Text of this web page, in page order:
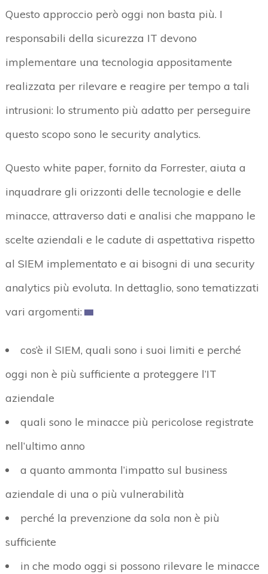
Questo approccio però oggi non basta più. I
responsabili della sicurezza IT devono
implementare una tecnologia appositamente
realizzata per rilevare e reagire per tempo a tali
intrusioni: lo strumento più adatto per perseguire
questo scopo sono le security analytics.
Questo white paper, fornito da Forrester, aiuta a
inquadrare gli orizzonti delle tecnologie e delle
minacce, attraverso dati e analisi che mappano le
scelte aziendali e le cadute di aspettativa rispetto
al SIEM implementato e ai bisogni di una security
analytics più evoluta. In dettaglio, sono tematizzati
vari argomenti:
cos’è il SIEM, quali sono i suoi limiti e perché
oggi non è più sufficiente a proteggere l’IT
aziendale
quali sono le minacce più pericolose registrate
nell’ultimo anno
a quanto ammonta l’impatto sul business
aziendale di una o più vulnerabilità
perché la prevenzione da sola non è più
sufficiente
in che modo oggi si possono rilevare le minacce